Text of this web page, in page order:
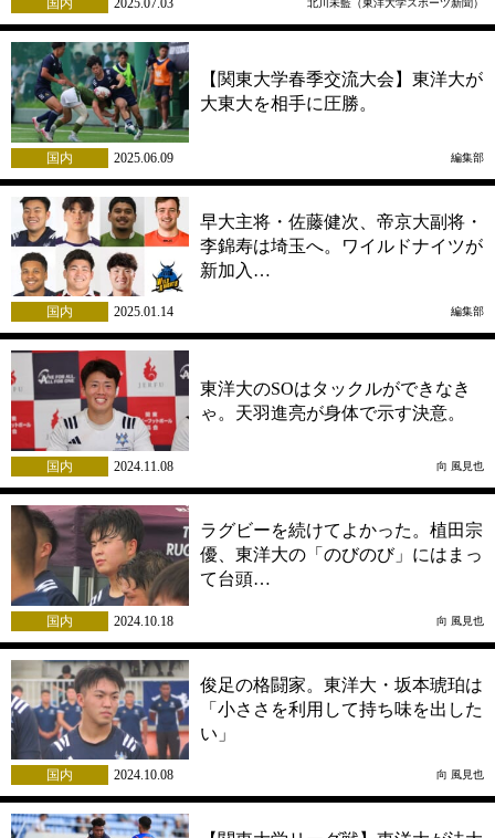
国内 2025.07.03 北川未藍（東洋大学スポーツ新聞）
【関東大学春季交流大会】東洋大が
大東大を相手に圧勝。
国内 2025.06.09 編集部
早大主将・佐藤健次、帝京大副将・
李錦寿は埼玉へ。ワイルドナイツが
新加入…
国内 2025.01.14 編集部
東洋大のSOはタックルができなき
ゃ。天羽進亮が身体で示す決意。
国内 2024.11.08 向 風見也
ラグビーを続けてよかった。植田宗
優、東洋大の「のびのび」にはまっ
て台頭…
国内 2024.10.18 向 風見也
俊足の格闘家。東洋大・坂本琥珀は
「小ささを利用して持ち味を出した
い」
国内 2024.10.08 向 風見也